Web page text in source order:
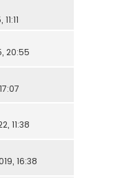
20:55
11:38
16:38